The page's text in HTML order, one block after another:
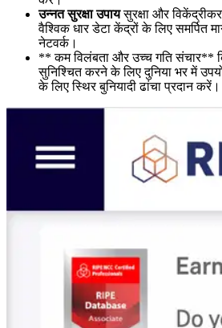
उन्नत सुरक्षा उपायसुरक्षा और
वैश्विक धार डेटा केंद्रों के लिए समर्पित
नेटवर्क।
** कम विलंबता और उच्च गति संचार**
सुनिश्चित करने के लिए दुनिया भर में
के लिए स्थिर बुनियादी ढांचा प्रदान करें।